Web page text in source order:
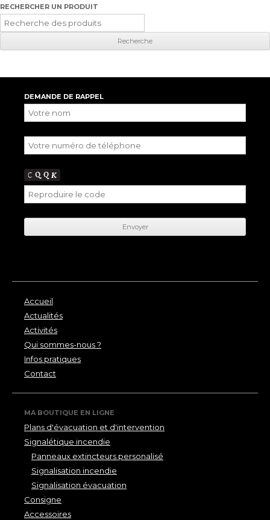
RECHERCHER UN PRODUIT
Recherche
pour
:
DEMANDE DE RAPPEL
Accueil
Actualités
Activités
Qui sommes-nous ?
Infos pratiques
Contact
MA BOUTIQUE EN LIGNE
Plans d'évacuation et d'intervention
Signalétique incendie
Panneaux extincteurs personalisé
Signalisation incendie
Signalisation évacuation
Consigne
Accessoires